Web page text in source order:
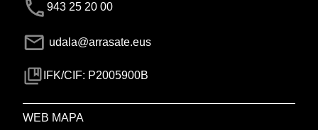
943 25 20 00
udala@arrasate.eus
IFK/CIF: P2005900B
WEB MAPA